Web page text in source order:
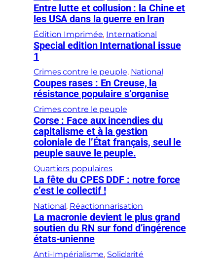
Entre lutte et collusion : la Chine et
les USA dans la guerre en Iran
Édition Imprimée, International
Special edition International issue
1
Crimes contre le peuple, National
Coupes rases : En Creuse, la
résistance populaire s’organise
Crimes contre le peuple
Corse : Face aux incendies du
capitalisme et à la gestion
coloniale de l’État français, seul le
peuple sauve le peuple.
Quartiers populaires
La fête du CPES DDF : notre force
c’est le collectif !
National , Réactionnarisation
La macronie devient le plus grand
soutien du RN sur fond d’ingérence
états-unienne
Anti-Impérialisme, Solidarité